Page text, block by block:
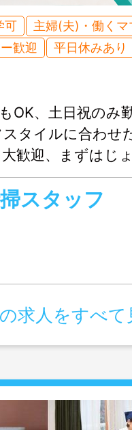
可
主婦(夫)・働くマ
歓迎
平日休みあり
OK、土日祝のみ
タイルに合わせ
歓迎、まずはじ
。
スタッフ
求人をすべて